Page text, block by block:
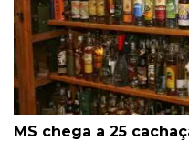
MS chega a 25